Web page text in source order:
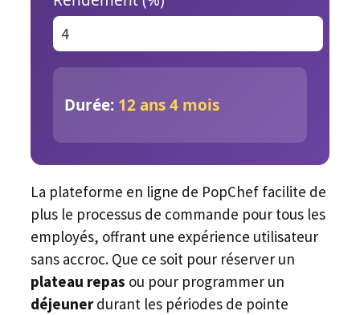
Durée: 12 ans 4 mois
La plateforme en ligne de PopChef facilite de
plus le processus de commande pour tous les
employés, offrant une expérience utilisateur
sans accroc. Que ce soit pour réserver un
plateau repas ou pour programmer un
déjeunerdurant les périodes de pointe